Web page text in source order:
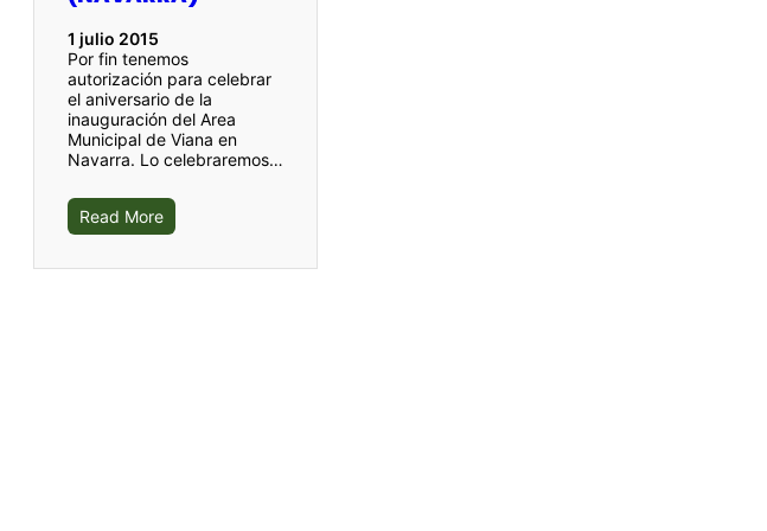
1 julio 2015
Por fin tenemos
autorización para celebrar
el aniversario de la
inauguración del Area
Municipal de Viana en
Navarra. Lo celebraremos…
Read More